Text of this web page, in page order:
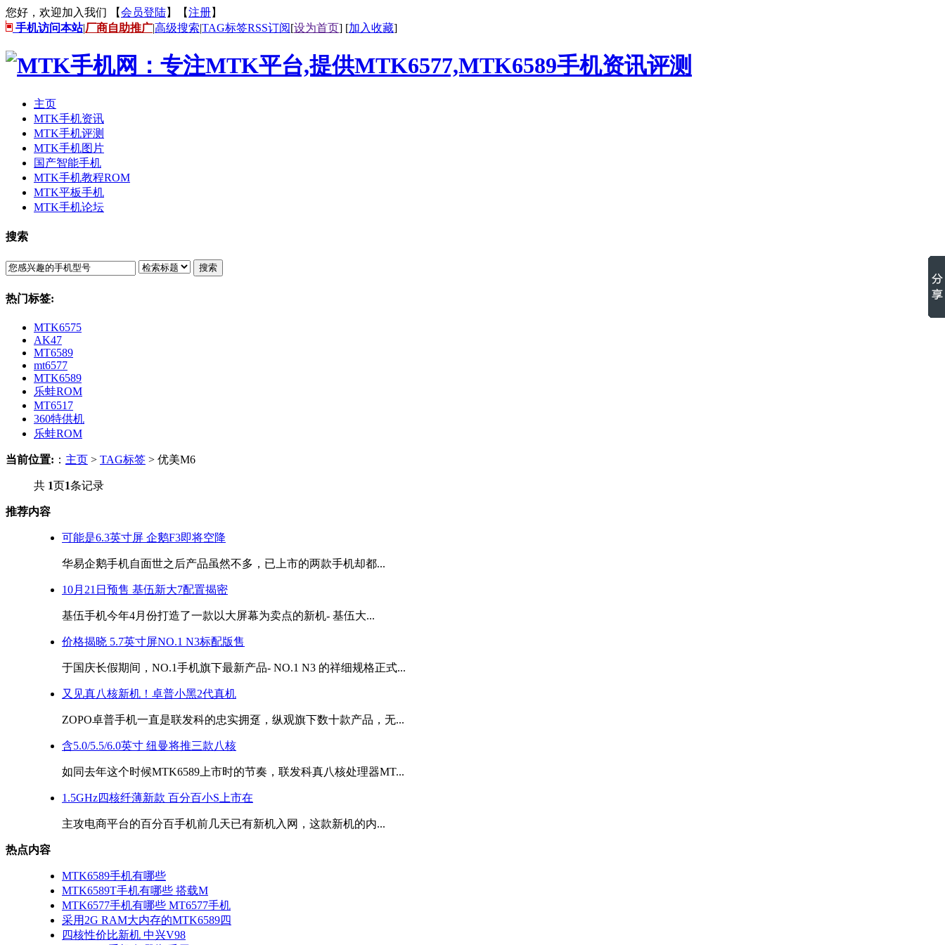
您好，欢迎加入我们 【会员登陆】【注册】
手机访问本站|厂商自助推广|高级搜索|TAG标签RSS订阅[设为首页] [加入收藏]
主页
MTK手机资讯
MTK手机评测
MTK手机图片
国产智能手机
MTK手机教程ROM
MTK平板手机
MTK手机论坛
搜索
搜索
热门标签:
MTK6575
AK47
MT6589
mt6577
MTK6589
乐蛙ROM
MT6517
360特供机
乐蛙ROM
当前位置: ： 主页 > TAG标签 > 优美M6
共 1页1条记录
推荐内容
可能是6.3英寸屏 企鹅F3即将空降
华易企鹅手机自面世之后产品虽然不多，已上市的两款手机却都...
10月21日预售 基伍新大7配置揭密
基伍手机今年4月份打造了一款以大屏幕为卖点的新机- 基伍大...
价格揭晓 5.7英寸屏NO.1 N3标配版售
于国庆长假期间，NO.1手机旗下最新产品- NO.1 N3 的祥细规格正式...
又见真八核新机！卓普小黑2代真机
ZOPO卓普手机一直是联发科的忠实拥趸，纵观旗下数十款产品，无...
含5.0/5.5/6.0英寸 纽曼将推三款八核
如同去年这个时候MTK6589上市时的节奏，联发科真八核处理器MT...
1.5GHz四核纤薄新款 百分百小S上市在
主攻电商平台的百分百手机前几天已有新机入网，这款新机的内...
热点内容
MTK6589手机有哪些
MTK6589T手机有哪些 搭载M
MTK6577手机有哪些 MT6577手机
采用2G RAM大内存的MTK6589四
四核性价比新机 中兴V98